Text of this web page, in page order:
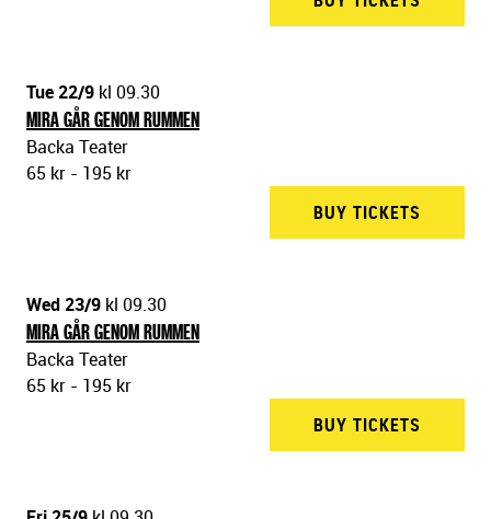
Tue 22/9 kl 09.30
MIRA GÅR GENOM RUMMEN
Backa Teater
65 kr - 195 kr
BUY TICKETS
Wed 23/9 kl 09.30
MIRA GÅR GENOM RUMMEN
Backa Teater
65 kr - 195 kr
BUY TICKETS